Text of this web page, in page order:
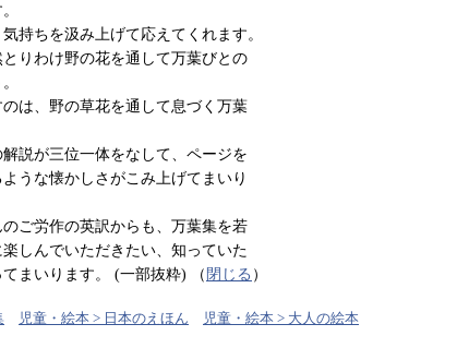
持ちを汲み上げて応えてくれます。
りわけ野の花を通して万葉びとの
は、野の草花を通して息づく万葉
説が三位一体をなして、ページを
うな懐かしさがこみ上げてまいり
ご労作の英訳からも、万葉集を若
しんでいただきたい、知っていた
まいります。 (一部抜粋) （ 閉じる ）
児童・絵本 > 日本のえほん 児童・絵本 > 大人の絵本